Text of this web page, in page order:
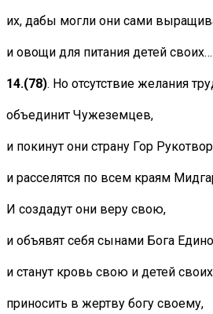
их, дабы могли они сами
и овощи для питания детей своих…
14.(78). Но отсутствие желания
объединит Чужеземцев,
и покинут они страну Гор
и расселятся по всем краям
И создадут они веру свою,
и объявят себя сынами Бога
и станут кровь свою и детей своих
приносить в жертву богу своему,